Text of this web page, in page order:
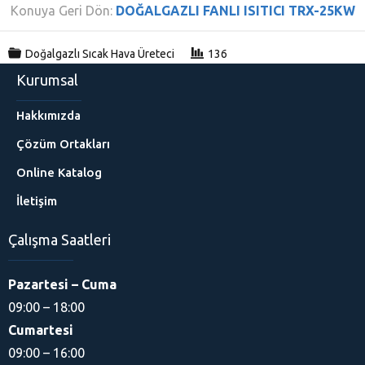
Konuya Geri Dön: DOĞALGAZLI FANLI ISITICI TRX-25KW
Doğalgazlı Sıcak Hava Üreteci 136
Kurumsal
Hakkımızda
Çözüm Ortakları
Online Katalog
İletişim
Çalışma Saatleri
Pazartesi – Cuma
09:00 – 18:00
Cumartesi
09:00 – 16:00